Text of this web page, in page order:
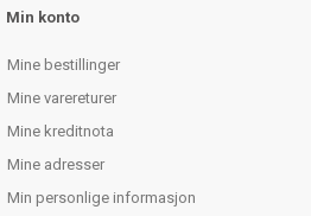
Min konto
Mine bestillinger
Mine varereturer
Mine kreditnota
Mine adresser
Min personlige informasjon